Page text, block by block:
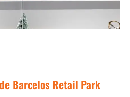
Barcelos Retail Park